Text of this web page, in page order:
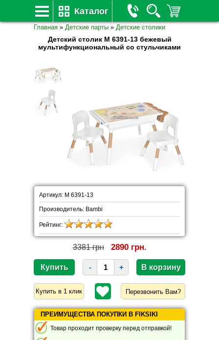
Каталог
Главная » Детские парты » Детские столики
Детский столик M 6391-13 бежевый
мультифункциональный со стульчиками
Артикул: M 6391-13
Производитель: Bambi
Рейтинг:
3381 грн 2890 грн.
- +
Перезвонить Вам?
ПРЕИМУЩЕСТВА ПОКУПКИ В FIKSIKI
Товар проходит проверку перед отправкой!